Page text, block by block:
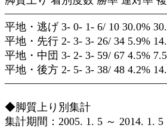
平地・逃げ 3- 0- 1- 6/ 10 30.0%
平地・先行 2- 3- 3- 26/ 34 5.9%
平地・中団 3- 2- 3- 59/ 67 4.5%
平地・後方 2- 5- 3- 38/ 48 4.2%
◆脚質上り別集計
集計期間：2005. 1. 5 ～ 2014. 1. 5